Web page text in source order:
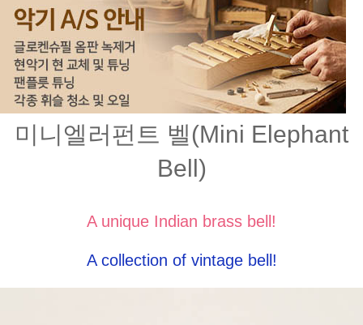
미니엘러펀트 벨(Mini Elephant
Bell)
A unique Indian brass bell!
A collection of vintage bell!